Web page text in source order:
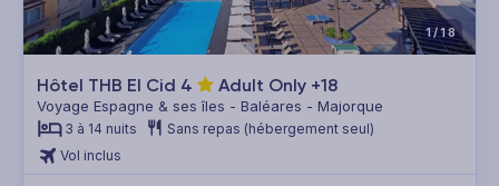
1/18
Hôtel THB El Cid 4 Adult Only +18
Voyage Espagne & ses îles - Baléares - Majorque
3 à 14 nuits
Sans repas (hébergement seul)
Vol inclus